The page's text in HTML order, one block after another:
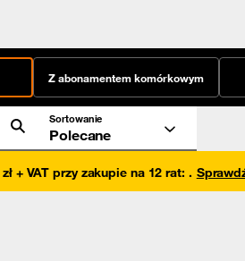
Z abonamentem komórkowym
Sortowanie
Polecane
+ VAT przy zakupie na 12 rat: .